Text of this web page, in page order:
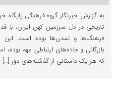
به گزارش خبرنگار گروه فرهنگی پایگاه
تاریخی در دل سرزمین کهن ایران، با
فرهنگ‌ها و تمدن‌ها بوده است. این
بازرگانی و جاده‌های ارتباطی مهم
که هر یک داستانی از گذشته‌های دور […]